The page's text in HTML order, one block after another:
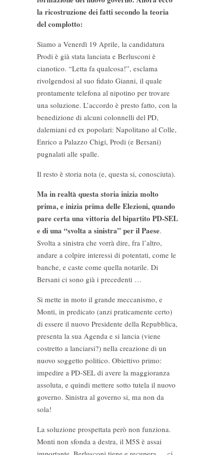
la ricostruzione dei fatti secondo la teoria
del complotto:
Siamo a Venerdì 19 Aprile, la candidatura
Prodi è già stata lanciata e Berlusconi è
cianotico. “Letta fa qualcosa!”, esclama
rivolgendosi al suo fidato Gianni, il quale
prontamente telefona al nipotino per trovare
una soluzione. L’accordo è presto fatto, con la
benedizione di alcuni colonnelli del PD,
dalemiani ed ex popolari: Napolitano al Colle,
Enrico a Palazzo Chigi, Prodi (e Bersani)
pugnalati alle spalle.
Il resto è storia nota (e, questa si, conosciuta).
Ma in realtà questa storia inizia molto
prima, e inizia prima delle Elezioni, quando
pare certa una vittoria del bipartito PD-SEL
e di una “svolta a sinistra” per il Paese.
Svolta a sinistra che vorrà dire, fra l’altro,
andare a colpire interessi di potentati, come le
banche, e caste come quella notarile. Di
Bersani ci sono già i precedenti …
Si mette in moto il grande meccanismo, e
Monti, in predicato (anzi praticamente certo)
di essere il nuovo Presidente della Repubblica,
presenta la sua Agenda e si lancia (viene
costretto a lanciarsi?) nella creazione di un
nuovo soggetto politico. Obiettivo primo:
impedire a PD-SEL di avere la maggioranza
assoluta, e quindi mettere sotto tutela il nuovo
governo. Sinistra al governo si, ma non da
sola!
La soluzione prospettata però non funziona.
Monti non sfonda a destra, il M5S è assai